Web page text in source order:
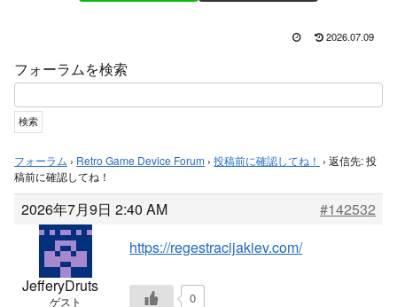
2026.07.09
フォーラムを検索
フォーラム › Retro Game Device Forum › 投稿前に確認してね！ › 返信先: 投
稿前に確認してね！
2026年7月9日 2:40 AM #142532
JefferyDruts
ゲスト
https://regestracijakiev.com/
0